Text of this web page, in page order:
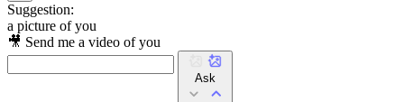
Suggestion:
a picture of you
🎥 Send me a video of you
Ask